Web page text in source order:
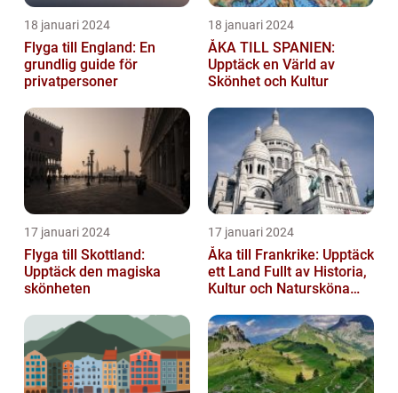
18 januari 2024
Flyga till England: En
grundlig guide för
privatpersoner
18 januari 2024
ÅKA TILL SPANIEN:
Upptäck en Värld av
Skönhet och Kultur
17 januari 2024
Flyga till Skottland:
Upptäck den magiska
skönheten
17 januari 2024
Åka till Frankrike: Upptäck
ett Land Fullt av Historia,
Kultur och Natursköna